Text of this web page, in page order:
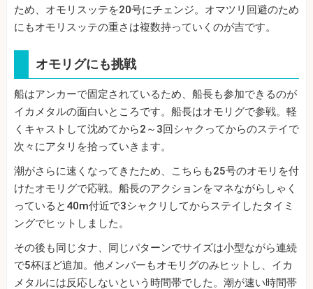
ため、オモリスッテを20号にチェンジ。オマツリ回避のため
にもオモリスッテの重さは複数持っていくのが吉です。
オモリグにも挑戦
船はアンカーで固定されているため、船長も参加できるのが
イカメタルの面白いところです。船長はオモリグで参戦。軽
くキャストして沈めてから2～3回シャクってからのステイで
次々にアタリを拾っていきます。
潮がさらに速くなってきたため、こちらも25号のオモリを付
けたオモリグで応戦。船長のアクションをマネながらしゃく
っていると40m付近で3シャクリしてからステイしたタイミ
ングでヒットしました。
その後も同じタナ、同じパターンでサイズは小型ながら連続
で5杯ほど追加。他メンバーもオモリグのみヒットし、イカ
メタルには反応しないという時間帯でした。潮が速い時間帯